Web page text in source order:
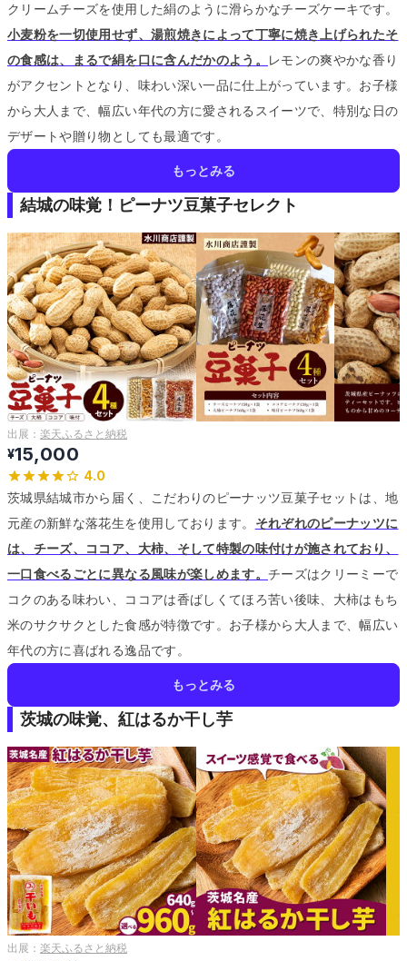
クリームチーズを使用した絹のように滑らかなチーズケーキです。
小麦粉を一切使用せず、湯煎焼きによって丁寧に焼き上げられたそ
の食感は、まるで絹を口に含んだかのよう。
レモンの爽やかな香り
がアクセントとなり、味わい深い一品に仕上がっています。 お子様
から大人まで、幅広い年代の方に愛されるスイーツで、特別な日の
デザートや贈り物としても最適です。
もっとみる
結城の味覚！ピーナツ豆菓子セレクト
出展： 楽天ふるさと納税
¥15,000
4.0
茨城県結城市から届く、こだわりのピーナッツ豆菓子セットは、地
元産の新鮮な落花生を使用しております。 それぞれのピーナッツに
は、チーズ、ココア、大柿、そして特製の味付けが施されており、
一口食べるごとに異なる風味が楽しめます。 チーズはクリーミーで
コクのある味わい、ココアは香ばしくてほろ苦い後味、大柿はもち
米のサクサクとした食感が特徴です。 お子様から大人まで、幅広い
年代の方に喜ばれる逸品です。
もっとみる
茨城の味覚、紅はるか干し芋
出展： 楽天ふるさと納税